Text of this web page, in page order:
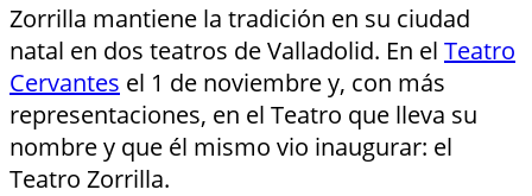
Zorrilla mantiene la tradición en su ciudad
natal en dos teatros de Valladolid. En el Teatro
Cervantes el 1 de noviembre y, con más
representaciones, en el Teatro que lleva su
nombre y que él mismo vio inaugurar: el
Teatro Zorrilla.